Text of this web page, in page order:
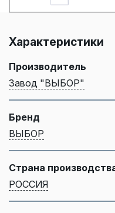
Характеристики
Производитель
Завод "ВЫБОР"
Бренд
ВЫБОР
Страна
РОССИЯ